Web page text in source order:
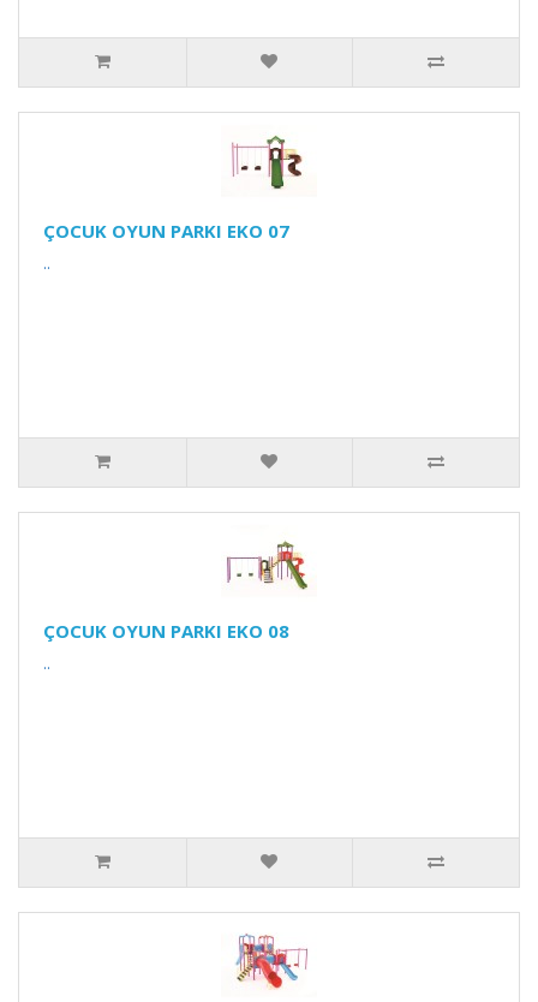
ÇOCUK OYUN PARKI EKO 07
..
ÇOCUK OYUN PARKI EKO 08
..